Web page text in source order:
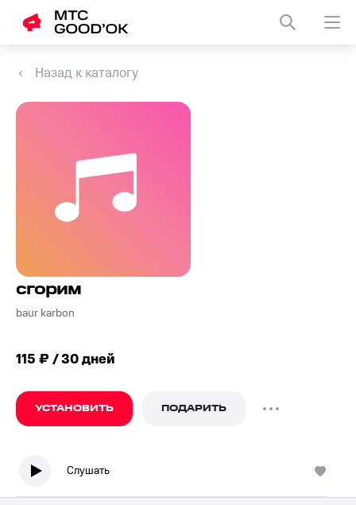
Назад к каталогу
сгорим
baur karbon
115 ₽ / 30 дней
УСТАНОВИТЬ ПОДАРИТЬ
Слушать